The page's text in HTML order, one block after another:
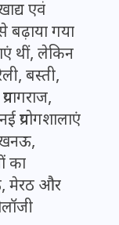
एवं
बढ़ाया गया
थीं, लेकिन
बस्ती,
का
मेरठ और